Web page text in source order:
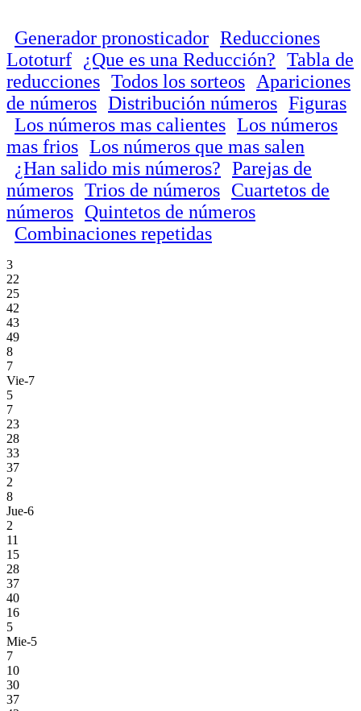
Generador pronosticador Reducciones
Lototurf
¿Que es una Reducción? Tabla de
reducciones Todos los sorteos
Apariciones
de números Distribución números Figuras
Los números mas calientes Los números
mas frios Los números que mas salen
¿Han salido mis números? Parejas de
números Trios de números Cuartetos de
números Quintetos de números
Combinaciones repetidas
3
22
25
42
43
49
8
7
Vie-7
5
7
23
28
33
37
2
8
Jue-6
2
11
15
28
37
40
16
5
Mie-5
7
10
30
37